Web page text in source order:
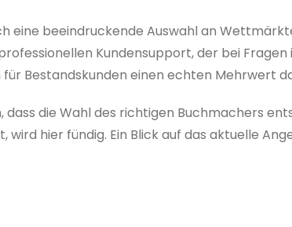
eine beeindruckende Auswahl an
Kundensupport, der bei
für Bestandskunden einen echten Mehrwert
die Wahl des richtigen Buchmachers
wird hier fündig. Ein Blick auf das aktuelle